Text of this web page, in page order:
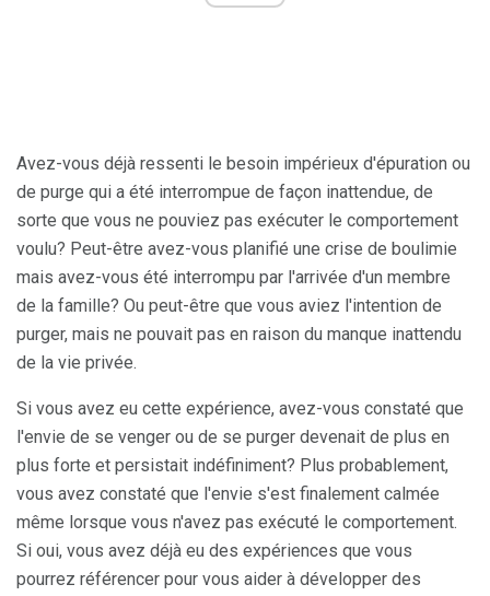
Avez-vous déjà ressenti le besoin impérieux d'épuration ou
de purge qui a été interrompue de façon inattendue, de
sorte que vous ne pouviez pas exécuter le comportement
voulu? Peut-être avez-vous planifié une crise de boulimie
mais avez-vous été interrompu par l'arrivée d'un membre
de la famille? Ou peut-être que vous aviez l'intention de
purger, mais ne pouvait pas en raison du manque inattendu
de la vie privée.
Si vous avez eu cette expérience, avez-vous constaté que
l'envie de se venger ou de se purger devenait de plus en
plus forte et persistait indéfiniment? Plus probablement,
vous avez constaté que l'envie s'est finalement calmée
même lorsque vous n'avez pas exécuté le comportement.
Si oui, vous avez déjà eu des expériences que vous
pourrez référencer pour vous aider à développer des